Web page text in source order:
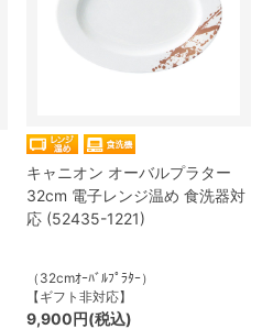
キャニオン オーバルプラター
32cm 電子レンジ温め 食洗器対
応 (52435-1221)
（32cmｵｰﾊﾞﾙﾌﾟﾗﾀｰ）
【ギフト非対応】
9,900円(税込)